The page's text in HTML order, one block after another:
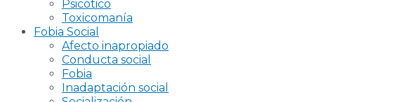
Psicótico
Toxicomanía
Fobia Social
Afecto inapropiado
Conducta social
Fobia
Inadaptación social